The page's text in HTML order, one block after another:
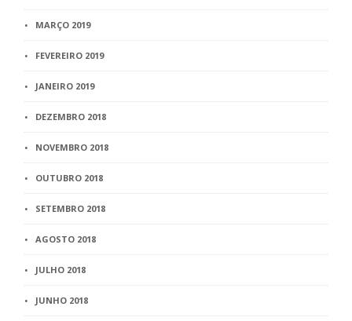
MARÇO 2019
FEVEREIRO 2019
JANEIRO 2019
DEZEMBRO 2018
NOVEMBRO 2018
OUTUBRO 2018
SETEMBRO 2018
AGOSTO 2018
JULHO 2018
JUNHO 2018